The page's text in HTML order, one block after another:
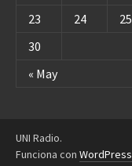
« May
23
24 25
30
UNI Radio.
Funciona con WordPress